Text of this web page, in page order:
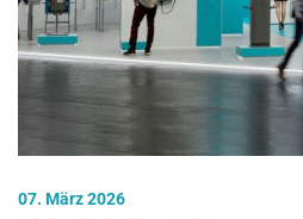
07. März 2026